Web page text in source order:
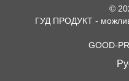
©
ГУД ПРОДУКТ -
GOOD-